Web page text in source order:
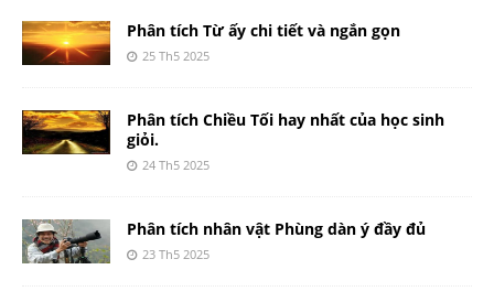
Phân tích Từ ấy chi tiết và ngắn gọn
25 Th5 2025
Phân tích Chiều Tối hay nhất của học sinh
giỏi.
24 Th5 2025
Phân tích nhân vật Phùng dàn ý đầy đủ
23 Th5 2025